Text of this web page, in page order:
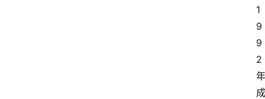
1
9
9
2
年
成